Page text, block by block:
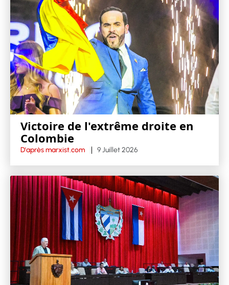
Victoire de l'extrême droite en
Colombie
D'après marxist.com 9 Juillet 2026